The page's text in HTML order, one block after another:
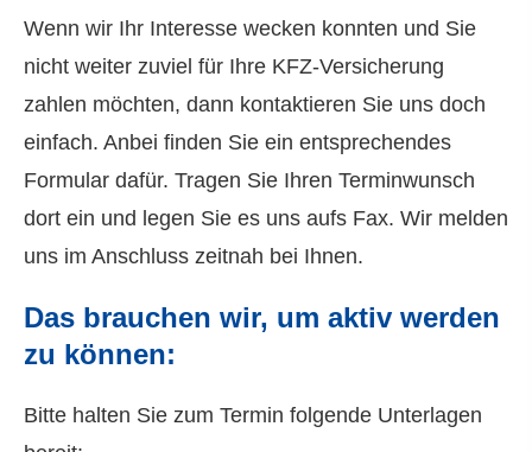
Wenn wir Ihr Interesse wecken konnten und Sie
nicht weiter zuviel für Ihre KFZ-Versicherung
zahlen möchten, dann kontaktieren Sie uns doch
einfach. Anbei finden Sie ein entsprechendes
Formular dafür. Tragen Sie Ihren Terminwunsch
dort ein und legen Sie es uns aufs Fax. Wir melden
uns im Anschluss zeitnah bei Ihnen.
Das brauchen wir, um aktiv werden
zu können:
Bitte halten Sie zum Termin folgende Unterlagen